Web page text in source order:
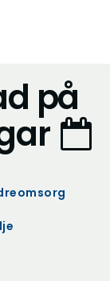
på